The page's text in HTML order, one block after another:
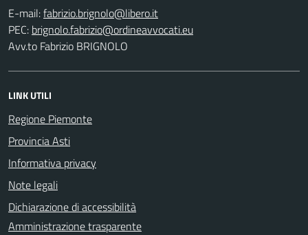
E-mail:
PEC:
Avv.to Fabrizio BRIGNOLO
LINK UTILI
Regione Piemonte
Provincia Asti
Informativa privacy
Note legali
Dichiarazione di accessibilità
Amministrazione trasparente